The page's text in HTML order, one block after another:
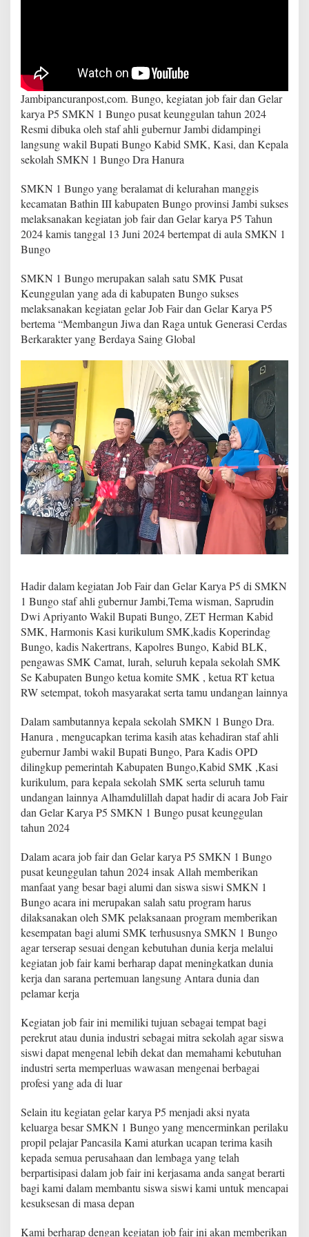
R
e
s
m
B
u
k
a
e
g
i
a
t
j
o
b
f
a
i
a
r
k
a
r
y
a
S
N
1
B
u
n
g
o
P
u
t
K
e
u
g
g
u
n
T
a
h
u
n
2
0
2
4
B
a
n
g
u
n
S
u
s
e
s
Jambipancuranpost,com. Bungo, kegiatan job fair dan Gelar
karya P5 SMKN 1 Bungo pusat keunggulan tahun 2024
Resmi dibuka oleh staf ahli gubernur Jambi didampingi
langsung wakil Bupati Bungo Kabid SMK, Kasi, dan Kepala
sekolah SMKN 1 Bungo Dra Hanura
SMKN 1 Bungo yang beralamat di kelurahan manggis
kecamatan Bathin III kabupaten Bungo provinsi Jambi sukses
melaksanakan kegiatan job fair dan Gelar karya P5 Tahun
2024 kamis tanggal 13 Juni 2024 bertempat di aula SMKN 1
Bungo
SMKN 1 Bungo merupakan salah satu SMK Pusat
Keunggulan yang ada di kabupaten Bungo sukses
melaksanakan kegiatan gelar Job Fair dan Gelar Karya P5
bertema “Membangun Jiwa dan Raga untuk Generasi Cerdas
Berkarakter yang Berdaya Saing Global
Hadir dalam kegiatan Job Fair dan Gelar Karya P5 di SMKN
1 Bungo staf ahli gubernur Jambi,Tema wisman, Saprudin
Dwi Apriyanto Wakil Bupati Bungo, ZET Herman Kabid
SMK, Harmonis Kasi kurikulum SMK,kadis Koperindag
Bungo, kadis Nakertrans, Kapolres Bungo, Kabid BLK,
pengawas SMK Camat, lurah, seluruh kepala sekolah SMK
Se Kabupaten Bungo ketua komite SMK , ketua RT ketua
RW setempat, tokoh masyarakat serta tamu undangan lainnya
Dalam sambutannya kepala sekolah SMKN 1 Bungo Dra.
Hanura , mengucapkan terima kasih atas kehadiran staf ahli
gubernur Jambi wakil Bupati Bungo, Para Kadis OPD
dilingkup pemerintah Kabupaten Bungo,Kabid SMK ,Kasi
kurikulum, para kepala sekolah SMK serta seluruh tamu
undangan lainnya Alhamdulillah dapat hadir di acara Job Fair
dan Gelar Karya P5 SMKN 1 Bungo pusat keunggulan
tahun 2024
Dalam acara job fair dan Gelar karya P5 SMKN 1 Bungo
pusat keunggulan tahun 2024 insak Allah memberikan
manfaat yang besar bagi alumi dan siswa siswi SMKN 1
Bungo acara ini merupakan salah satu program harus
dilaksanakan oleh SMK pelaksanaan program memberikan
kesempatan bagi alumi SMK terhususnya SMKN 1 Bungo
agar terserap sesuai dengan kebutuhan dunia kerja melalui
kegiatan job fair kami berharap dapat meningkatkan dunia
kerja dan sarana pertemuan langsung Antara dunia dan
pelamar kerja
Kegiatan job fair ini memiliki tujuan sebagai tempat bagi
perekrut atau dunia industri sebagai mitra sekolah agar siswa
siswi dapat mengenal lebih dekat dan memahami kebutuhan
industri serta memperluas wawasan mengenai berbagai
profesi yang ada di luar
Selain itu kegiatan gelar karya P5 menjadi aksi nyata
keluarga besar SMKN 1 Bungo yang mencerminkan perilaku
propil pelajar Pancasila Kami aturkan ucapan terima kasih
kepada semua perusahaan dan lembaga yang telah
berpartisipasi dalam job fair ini kerjasama anda sangat berarti
bagi kami dalam membantu siswa siswi kami untuk mencapai
kesuksesan di masa depan
Kami berharap dengan kegiatan job fair ini akan memberikan